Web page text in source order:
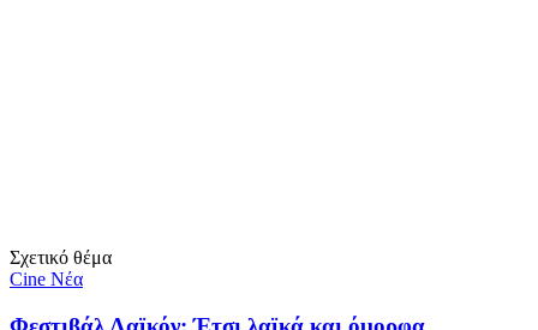
Σχετικό θέμα
Cine Νέα